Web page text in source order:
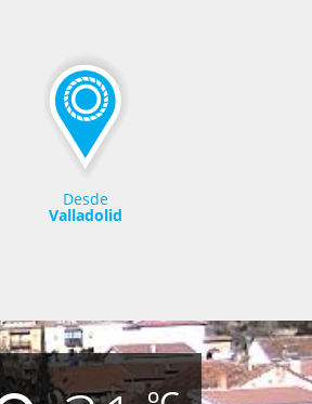
Desde
Valladolid